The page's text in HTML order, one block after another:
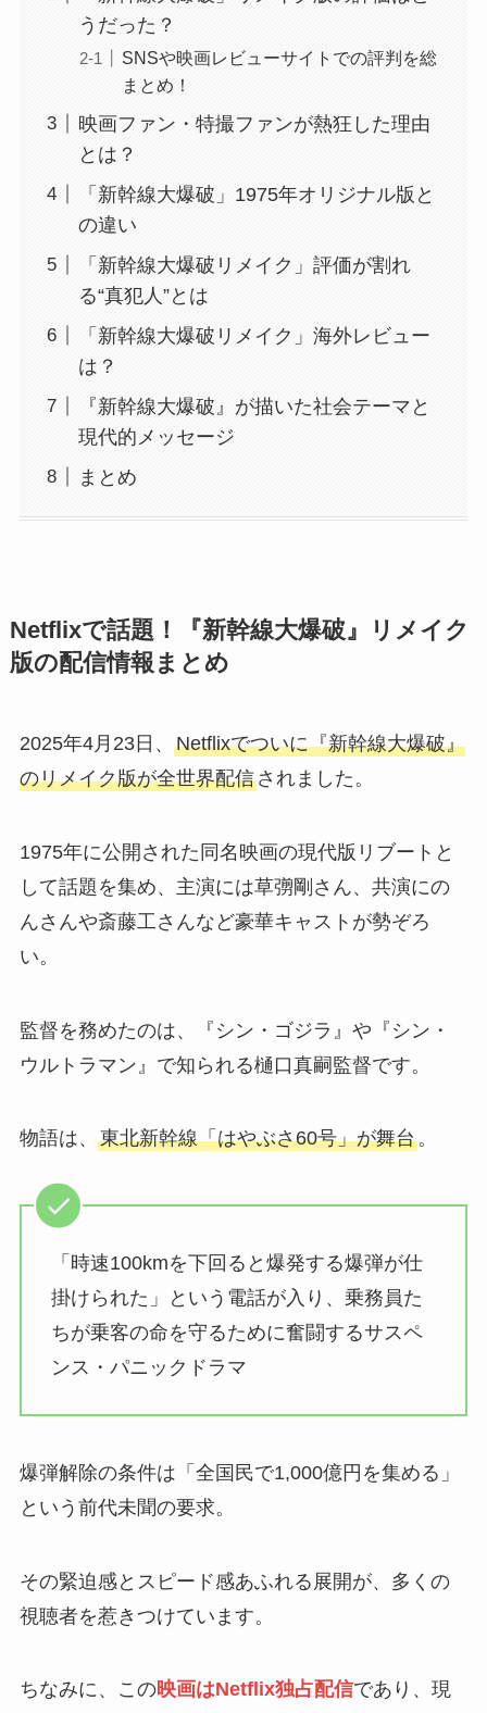
うだった？
SNSや映画レビューサイトでの評判を総
まとめ！
映画ファン・特撮ファンが熱狂した理由
とは？
「新幹線大爆破」1975年オリジナル版と
の違い
「新幹線大爆破リメイク」評価が割れ
る“真犯人”とは
「新幹線大爆破リメイク」海外レビュー
は？
『新幹線大爆破』が描いた社会テーマと
現代的メッセージ
まとめ
Netflixで話題！『新幹線大爆破』リメイク
版の配信情報まとめ
2025年4月23日、 Netflixでついに『新幹線大爆破』
のリメイク版が全世界配信されました。
1975年に公開された同名映画の現代版リブートと
して話題を集め、主演には草彅剛さん、共演にの
んさんや斎藤工さんなど豪華キャストが勢ぞろ
い。
監督を務めたのは、『シン・ゴジラ』や『シン・
ウルトラマン』で知られる樋口真嗣監督です。
物語は、 東北新幹線「はやぶさ60号」が舞台。
「時速100kmを下回ると爆発する爆弾が仕
掛けられた」という電話が入り、乗務員た
ちが乗客の命を守るために奮闘するサスペ
ンス・パニックドラマ
爆弾解除の条件は「全国民で1,000億円を集める」
という前代未聞の要求。
その緊迫感とスピード感あふれる展開が、多くの
視聴者を惹きつけています。
ちなみに、この映画はNetflix独占配信であり、現